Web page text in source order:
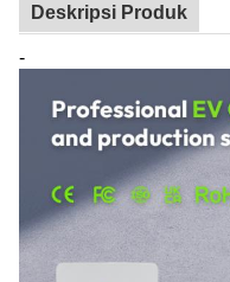
Deskripsi Produk
-